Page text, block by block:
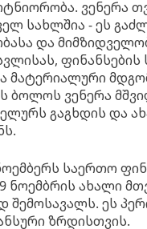
ვენერა
სახლშია - ეს
და
მატერიალური
ბოლოს ვენერა
გაგხდის და
საერთო
ნოემბრის ახალი
შემოსავალს. ეს
ზრდისთვის.